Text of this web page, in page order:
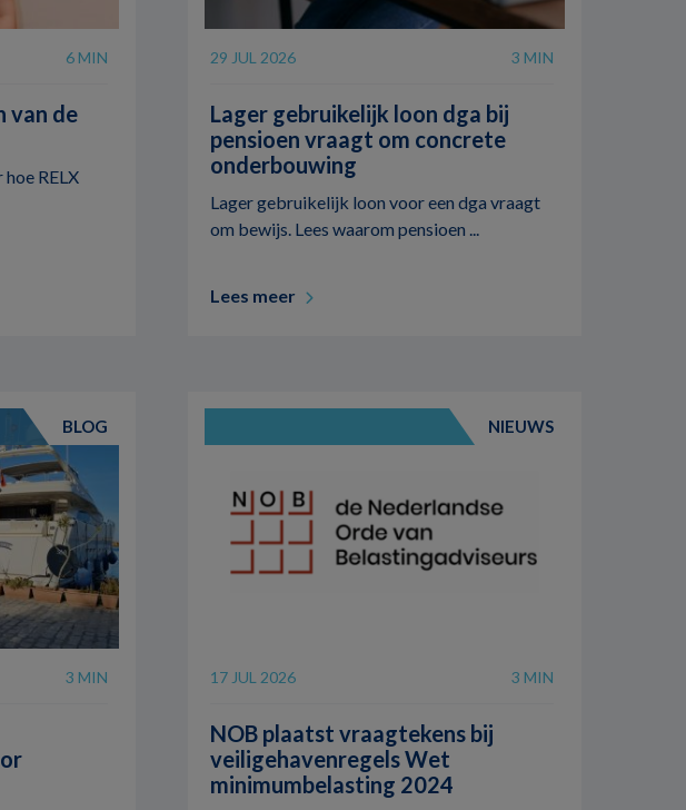
6 MIN
van de
RELX
29 JUL 2026 3 MIN
Lager gebruikelijk loon dga bij
pensioen vraagt om concrete
onderbouwing
Lager gebruikelijk loon voor een dga vraagt
om bewijs. Lees waarom pensioen ...
Lees meer
BLOG
3 MIN
NIEUWS
17 JUL 2026 3 MIN
NOB plaatst vraagtekens bij
veiligehavenregels Wet
minimumbelasting 2024